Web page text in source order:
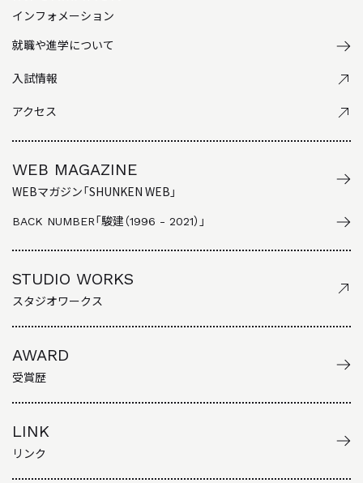
インフォメーション
就職や進学について
入試情報
アクセス
WEB MAGAZINE
WEBマガジン「SHUNKEN WEB」
BACK NUMBER「駿建（1996 - 2021）」
STUDIO WORKS
スタジオワークス
AWARD
受賞歴
LINK
リンク